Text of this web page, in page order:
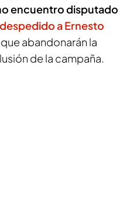
encuentro disputado
despedido a Ernesto
que abandonarán la
de la campaña.